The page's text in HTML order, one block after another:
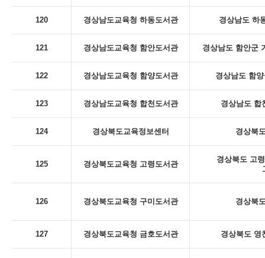
120 경상남도교육청 하동도서관 경상남도 하
121 경상남도교육청 함안도서관 경상남도 함안군
122 경상남도교육청 함양도서관 경상남도 함
123 경상남도교육청 합천도서관 경상남도 합
124 경상북도교육정보센터 경상북
125 경상북도교육청 고령도서관
경상북도 고
126 경상북도교육청 구미도서관 경상북
127 경상북도교육청 금호도서관 경상북도 영